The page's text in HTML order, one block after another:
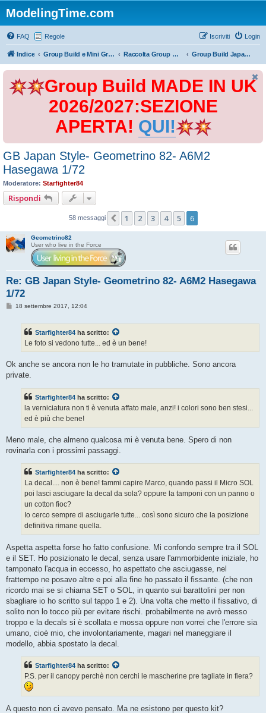
ModelingTime.com
FAQ Regole Login
Iscriviti
Indice Group Build e Mini Group Build Raccolta Group Build Group Build Japan Style 2017
Group Build MADE IN UK
2026/2027:SEZIONE
APERTA! QUI!
GB Japan Style- Geometrino 82- A6M2
Hasegawa 1/72
Moderatore: Starfighter84
Rispondi
58 messaggi Precedente
1 2 3 4 5 6
Geometrino82
User who live in the Force
Re: GB Japan Style- Geometrino 82- A6M2 Hasegawa
1/72
M
o
18 settembre 2017, 12:04
Starfighter84 ha scritto:
Le foto si vedono tutte... ed è un bene!
Ok anche se ancora non le ho tramutate in pubbliche. Sono ancora
private.
Starfighter84 ha scritto:
la verniciatura non ti è venuta affato male, anzi! i colori sono ben stesi...
ed è più che bene!
Meno male, che almeno qualcosa mi è venuta bene. Spero di non
rovinarla con i prossimi passaggi.
Starfighter84 ha scritto:
La decal.... non è bene! fammi capire Marco, quando passi il Micro SOL
poi lasci asciugare la decal da sola? oppure la tamponi con un panno o
un cotton fioc?
Io cerco sempre di asciugarle tutte... così sono sicuro che la posizione
definitiva rimane quella.
Aspetta aspetta forse ho fatto confusione. Mi confondo sempre tra il SOL
e il SET. Ho posizionato le decal, senza usare l'ammorbidente iniziale, ho
tamponato l'acqua in eccesso, ho aspettato che asciugasse, nel
frattempo ne posavo altre e poi alla fine ho passato il fissante. (che non
ricordo mai se si chiama SET o SOL, in quanto sui barattolini per non
sbagliare io ho scritto sul tappo 1 e 2). Una volta che metto il fissativo, di
solito non lo tocco più per evitare rischi. probabilmente ne avrò messo
troppo e la decals si è scollata e mossa oppure non vorrei che l'errore sia
umano, cioè mio, che involontariamente, magari nel maneggiare il
modello, abbia spostato la decal.
Starfighter84 ha scritto:
P.S. per il canopy perchè non cerchi le mascherine pre tagliate in fiera?
A questo non ci avevo pensato. Ma ne esistono per questo kit?